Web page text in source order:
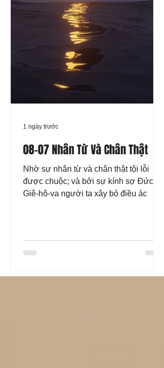
08-07 Nhân Từ Và Chân Thật
Nhờ sự nhân từ và chân thật tội lỗi
được chuộc; và bởi sự kính sợ Đức
Giê-hô-va người ta xây bỏ điều ác
1 ngày trước